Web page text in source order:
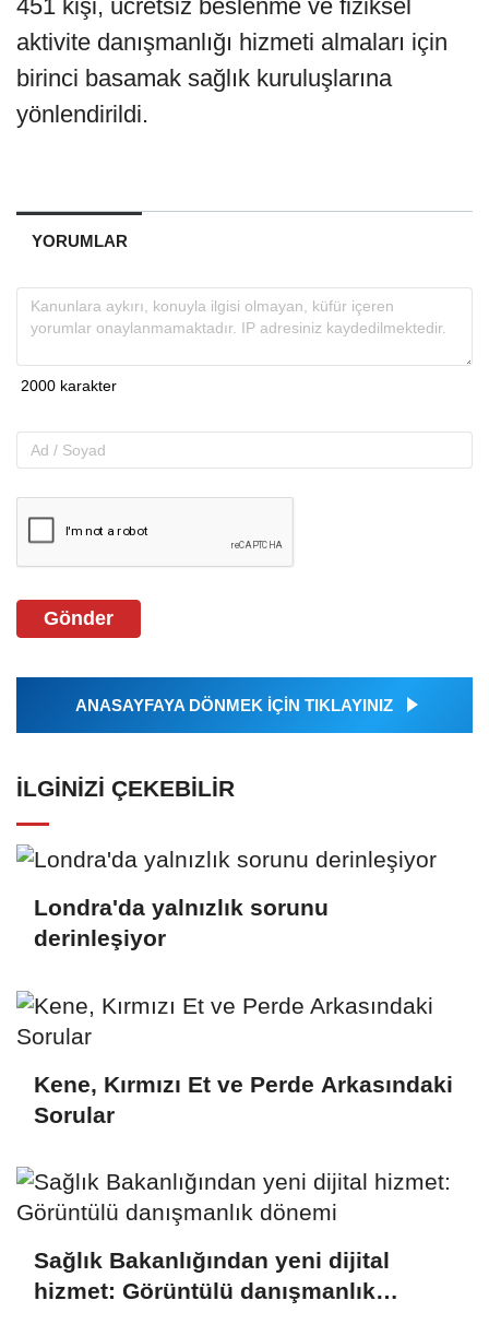
451 kişi, ücretsiz beslenme ve fiziksel
aktivite danışmanlığı hizmeti almaları için
birinci basamak sağlık kuruluşlarına
yönlendirildi.
YORUMLAR
Gönder
ANASAYFAYA DÖNMEK İÇİN TIKLAYINIZ
İLGINIZI ÇEKEBILIR
Londra'da yalnızlık sorunu
derinleşiyor
Kene, Kırmızı Et ve Perde Arkasındaki
Sorular
Sağlık Bakanlığından yeni dijital
hizmet: Görüntülü danışmanlık